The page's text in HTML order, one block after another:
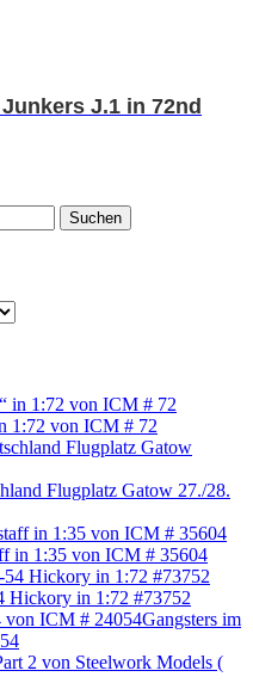
J.1 in 72nd
Suchen
1:72 von ICM # 72
Flugplatz Gatow 27./28.
in 1:35 von ICM # 35604
Hickory in 1:72 #73752
Gangsters im